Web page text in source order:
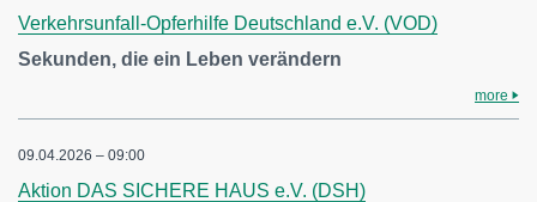
Verkehrsunfall-Opferhilfe Deutschland e.V. (VOD)
Sekunden, die ein Leben verändern
more
09.04.2026 – 09:00
Aktion DAS SICHERE HAUS e.V. (DSH)